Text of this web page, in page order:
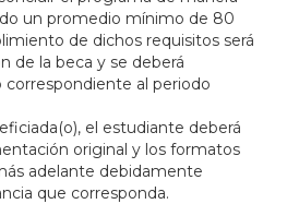
un promedio mínimo de 80
de dichos requisitos será
de la beca y se deberá
al periodo
el estudiante deberá
original y los formatos
adelante debidamente
que corresponda.